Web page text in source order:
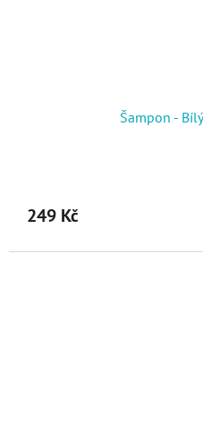
Šampon -
249 Kč